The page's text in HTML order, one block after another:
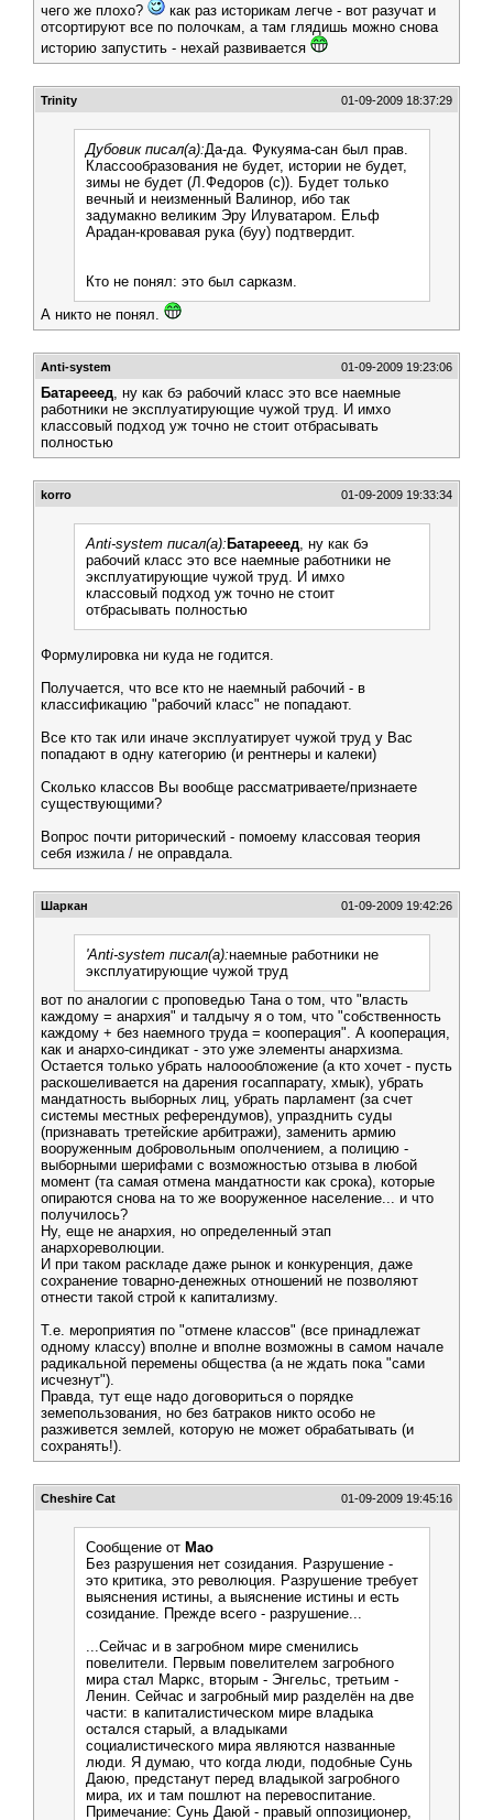
чего же плохо?
как раз историкам легче - вот разучат и
отсортируют все по полочкам, а там глядишь можно снова
историю запустить - нехай развивается
Trinity 01-09-2009 18:37:29
Дубовик писал(а):Да-да. Фукуяма-сан был прав.
Классообразования не будет, истории не будет,
зимы не будет (Л.Федоров (с)). Будет только
вечный и неизменный Валинор, ибо так
задумакно великим Эру Илуватаром. Ельф
Арадан-кровавая рука (буу) подтвердит.
Кто не понял: это был сарказм.
А никто не понял.
Anti-system 01-09-2009 19:23:06
Батарееед, ну как бэ рабочий класс это все наемные
работники не эксплуатирующие чужой труд. И имхо
классовый подход уж точно не стоит отбрасывать
полностью
korro 01-09-2009 19:33:34
Anti-system писал(а): Батарееед, ну как бэ
рабочий класс это все наемные работники не
эксплуатирующие чужой труд. И имхо
классовый подход уж точно не стоит
отбрасывать полностью
Формулировка ни куда не годится.
Получается, что все кто не наемный рабочий - в
классификацию "рабочий класс" не попадают.
Все кто так или иначе эксплуатирует чужой труд у Вас
попадают в одну категорию (и рентнеры и калеки)
Сколько классов Вы вообще рассматриваете/признаете
существующими?
Вопрос почти риторический - помоему классовая теория
себя изжила / не оправдала.
Шаркан 01-09-2009 19:42:26
'Anti-system писал(а):наемные работники не
эксплуатирующие чужой труд
вот по аналогии с проповедью Тана о том, что "власть
каждому = анархия" и талдычу я о том, что "собственность
каждому + без наемного труда = кооперация". А кооперация,
как и анархо-синдикат - это уже элементы анархизма.
Остается только убрать налоообложение (а кто хочет - пусть
раскошеливается на дарения госаппарату, хмык), убрать
мандатность выборных лиц, убрать парламент (за счет
системы местных референдумов), упразднить суды
(признавать третейские арбитражи), заменить армию
вооруженным добровольным ополчением, а полицию -
выборными шерифами с возможностью отзыва в любой
момент (та самая отмена мандатности как срока), которые
опираются снова на то же вооруженное население... и что
получилось?
Ну, еще не анархия, но определенный этап
анархореволюции.
И при таком раскладе даже рынок и конкуренция, даже
сохранение товарно-денежных отношений не позволяют
отнести такой строй к капитализму.
Т.е. мероприятия по "отмене классов" (все принадлежат
одному классу) вполне и вполне возможны в самом начале
радикальной перемены общества (а не ждать пока "сами
исчезнут").
Правда, тут еще надо договориться о порядке
земепользования, но без батраков никто особо не
разживется землей, которую не может обрабатывать (и
сохранять!).
Cheshire Cat 01-09-2009 19:45:16
Сообщение от Мао
Без разрушения нет созидания. Разрушение -
это критика, это революция. Разрушение требует
выяснения истины, а выяснение истины и есть
созидание. Прежде всего - разрушение...
...Сейчас и в загробном мире сменились
повелители. Первым повелителем загробного
мира стал Маркс, вторым - Энгельс, третьим -
Ленин. Сейчас и загробный мир разделён на две
части: в капиталистическом мире владыка
остался старый, а владыками
социалистического мира являются названные
люди. Я думаю, что когда люди, подобные Сунь
Даюю, предстанут перед владыкой загробного
мира, их и там пошлют на перевоспитание.
Примечание: Сунь Даюй - правый оппозиционер,